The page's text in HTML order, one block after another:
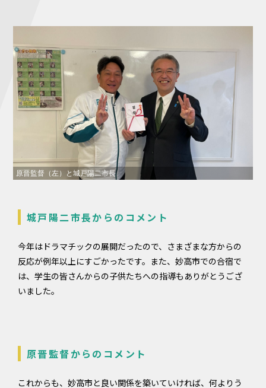
原晋監督（左）と城戸陽二市長
城戸陽二市長からのコメント
今年はドラマチックの展開だったので、さまざまな方からの
反応が例年以上にすごかったです。また、妙高市での合宿で
は、学生の皆さんからの子供たちへの指導もありがとうござ
いました。
原晋監督からのコメント
これからも、妙高市と良い関係を築いていければ、何よりう